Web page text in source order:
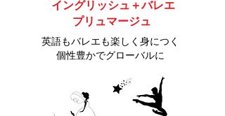
イングリッシュ＋バレエ
プリュマージュ
​英語もバレエも楽しく身につく
個性豊かでグローバルに